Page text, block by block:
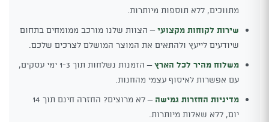
מתווכים, ללא תוספות מיותרות.
שירות לקוחות מקצועי– הצוות שלנו מורכב ממומחים בתחום
שיודעים לייעץ ולהתאים את המוצר המושלם לצרכים שלכם.
משלוח מהיר לכל הארץ
– הזמנות נשלחות תוך 1-3 ימי עסקים,
עם אפשרות לאיסוף עצמי מהחנות.
מדיניות החזרות גמישה
– לא מרוצים? החזרה חינם תוך 14
יום, ללא שאלות מיותרות.